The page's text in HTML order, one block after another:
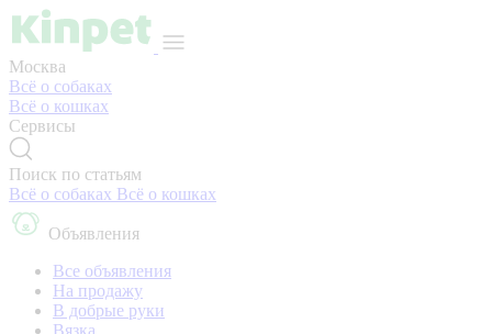
Москва
Всё о собаках
Всё о кошках
Сервисы
Поиск по статьям
Всё о собаках Всё о кошках
Объявления
Все объявления
На продажу
В добрые руки
Вязка